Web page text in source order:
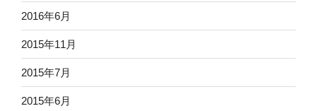
2016年6月
2015年11月
2015年7月
2015年6月